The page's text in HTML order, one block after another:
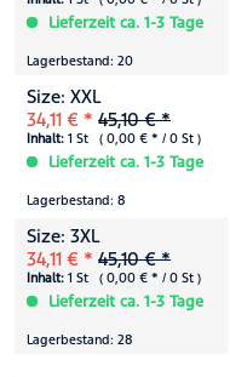
Lieferzeit ca. 1-3 Tage
Lagerbestand: 20
Size: XXL
34,11 € * 45,10 € *
Inhalt: 1 St ( 0,00 € * / 0 St )
Lieferzeit ca. 1-3 Tage
Lagerbestand: 8
Size: 3XL
34,11 € * 45,10 € *
Inhalt: 1 St ( 0,00 € * / 0 St )
Lieferzeit ca. 1-3 Tage
Lagerbestand: 28